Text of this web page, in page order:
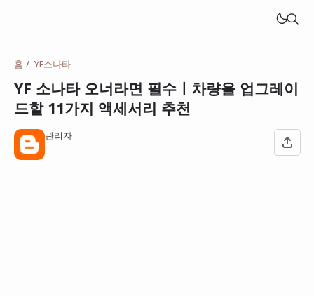
홈 YF소나타
YF 소나타 오너라면 필수ㅣ차량을 업그레이
드할 11가지 액세서리 추천
관리자